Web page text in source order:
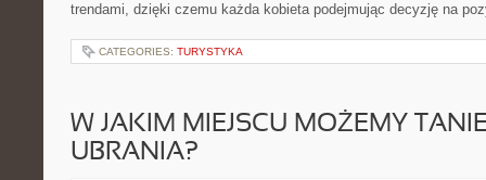
trendami, dzięki czemu każda kobieta podejmując decyzję na
CATEGORIES: TURYSTYKA
W JAKIM MIEJSCU MOŻEMY
UBRANIA?